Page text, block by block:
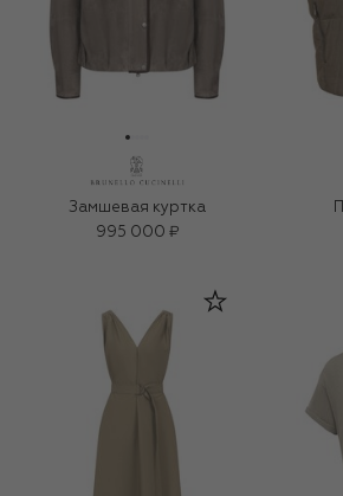
Замшевая куртка
995 000 ₽